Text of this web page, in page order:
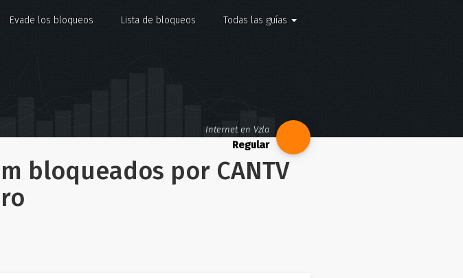
Internet en Vzla
Todas las guías
Lista de bloqueos
Evade los bloqueos
bloqueados por CANTV